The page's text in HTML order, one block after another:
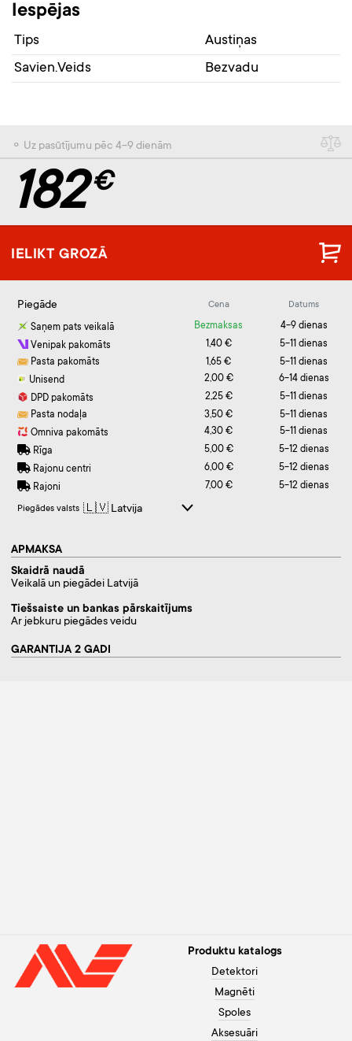
Iespējas
Tips
Austiņas
Savien.Veids
Bezvadu
⚬ Uz pasūtījumu pēc 4-9 dienām
182€
IELIKT GROZĀ
Piegāde Cena Datums
Saņem pats veikalā Bezmaksas
4-9 dienas
Venipak pakomāts
1,40 €
5-11 dienas
Pasta pakomāts
1,65 €
5-11 dienas
Unisend
2,00 €
6-14 dienas
DPD pakomāts
2,25 €
5-11 dienas
Pasta nodaļa
3,50 €
5-11 dienas
Omniva pakomāts
4,30 €
5-11 dienas
Rīga
5,00 €
5-12 dienas
Rajonu centri
6,00 €
5-12 dienas
Rajoni
7,00 € 5-12 dienas
Piegādes valsts
APMAKSA
Skaidrā naudā
Veikalā un piegādei Latvijā
Tiešsaiste un bankas pārskaitījums
Ar jebkuru piegādes veidu
GARANTIJA 2 GADI
Produktu katalogs
Detektori
Magnēti
Spoles
Aksesuāri